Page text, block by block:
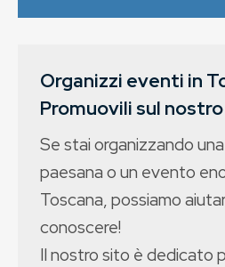
Organizzi eventi in
Promuovili sul
Se stai organizzando
paesana o un evento
Toscana, possiamo
conoscere!
Il nostro sito è dedicato